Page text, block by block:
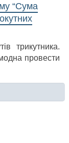
“Сума
трикутника.
провести